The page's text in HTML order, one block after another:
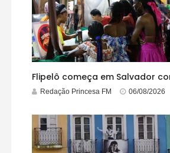
Redação Princesa FM 06/08/2026